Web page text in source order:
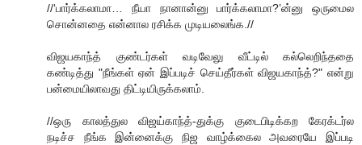
//‘பார்க்கலாமா… நீயா நானான்னு பார்க்கலாமா?’ன்னு ஒருமைல
சொன்னதை என்னால ரசிக்க முடியலைங்க.//
விஜயகாந்த் குண்டர்கள் வடிவேலு வீட்டில் கல்லெறிந்ததை
கண்டித்து "நீங்கள் ஏன் இப்படிச் செய்தீர்கள் விஜயகாந்த்?" என்று
பன்மையிலாவது திட்டியிருக்கலாம்.
//ஒரு காலத்துல விஜய்காந்த்-துக்கு குடைபிடிக்கற கேரக்டர்ல
நடிச்ச நீங்க இன்னைக்கு நிஜ வாழ்க்கைல அவரையே இப்படி